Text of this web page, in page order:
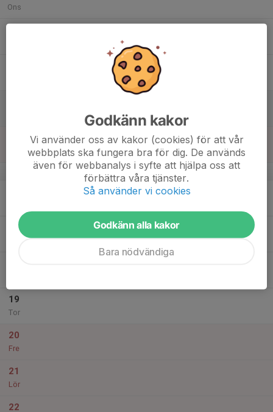
Ons
v.25
17
19
Tor
20
Fre
21
Lör
22
Godkänn kakor
Vi använder oss av kakor (cookies) för att vår
webbplats ska fungera bra för dig. De används
även för webbanalys i syfte att hjälpa oss att
förbättra våra tjänster.
Så använder vi cookies
Godkänn alla kakor
Bara nödvändiga